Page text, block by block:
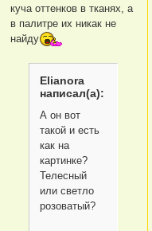
куча оттенков в тканях, а
в палитре их никак не
найду
Elianora
написал(а):
А он вот
такой и есть
как на
картинке?
Телесный
или светло
розоватый?